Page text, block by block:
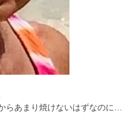
らあまり焼けないはずなのに…